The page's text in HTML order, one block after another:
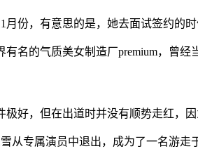
月份，有意思的是，她去面试签约的
有名的气质美女制造厂premium，曾
极好，但在出道时并没有顺势走红，
从专属演员中退出，成为了一名游走